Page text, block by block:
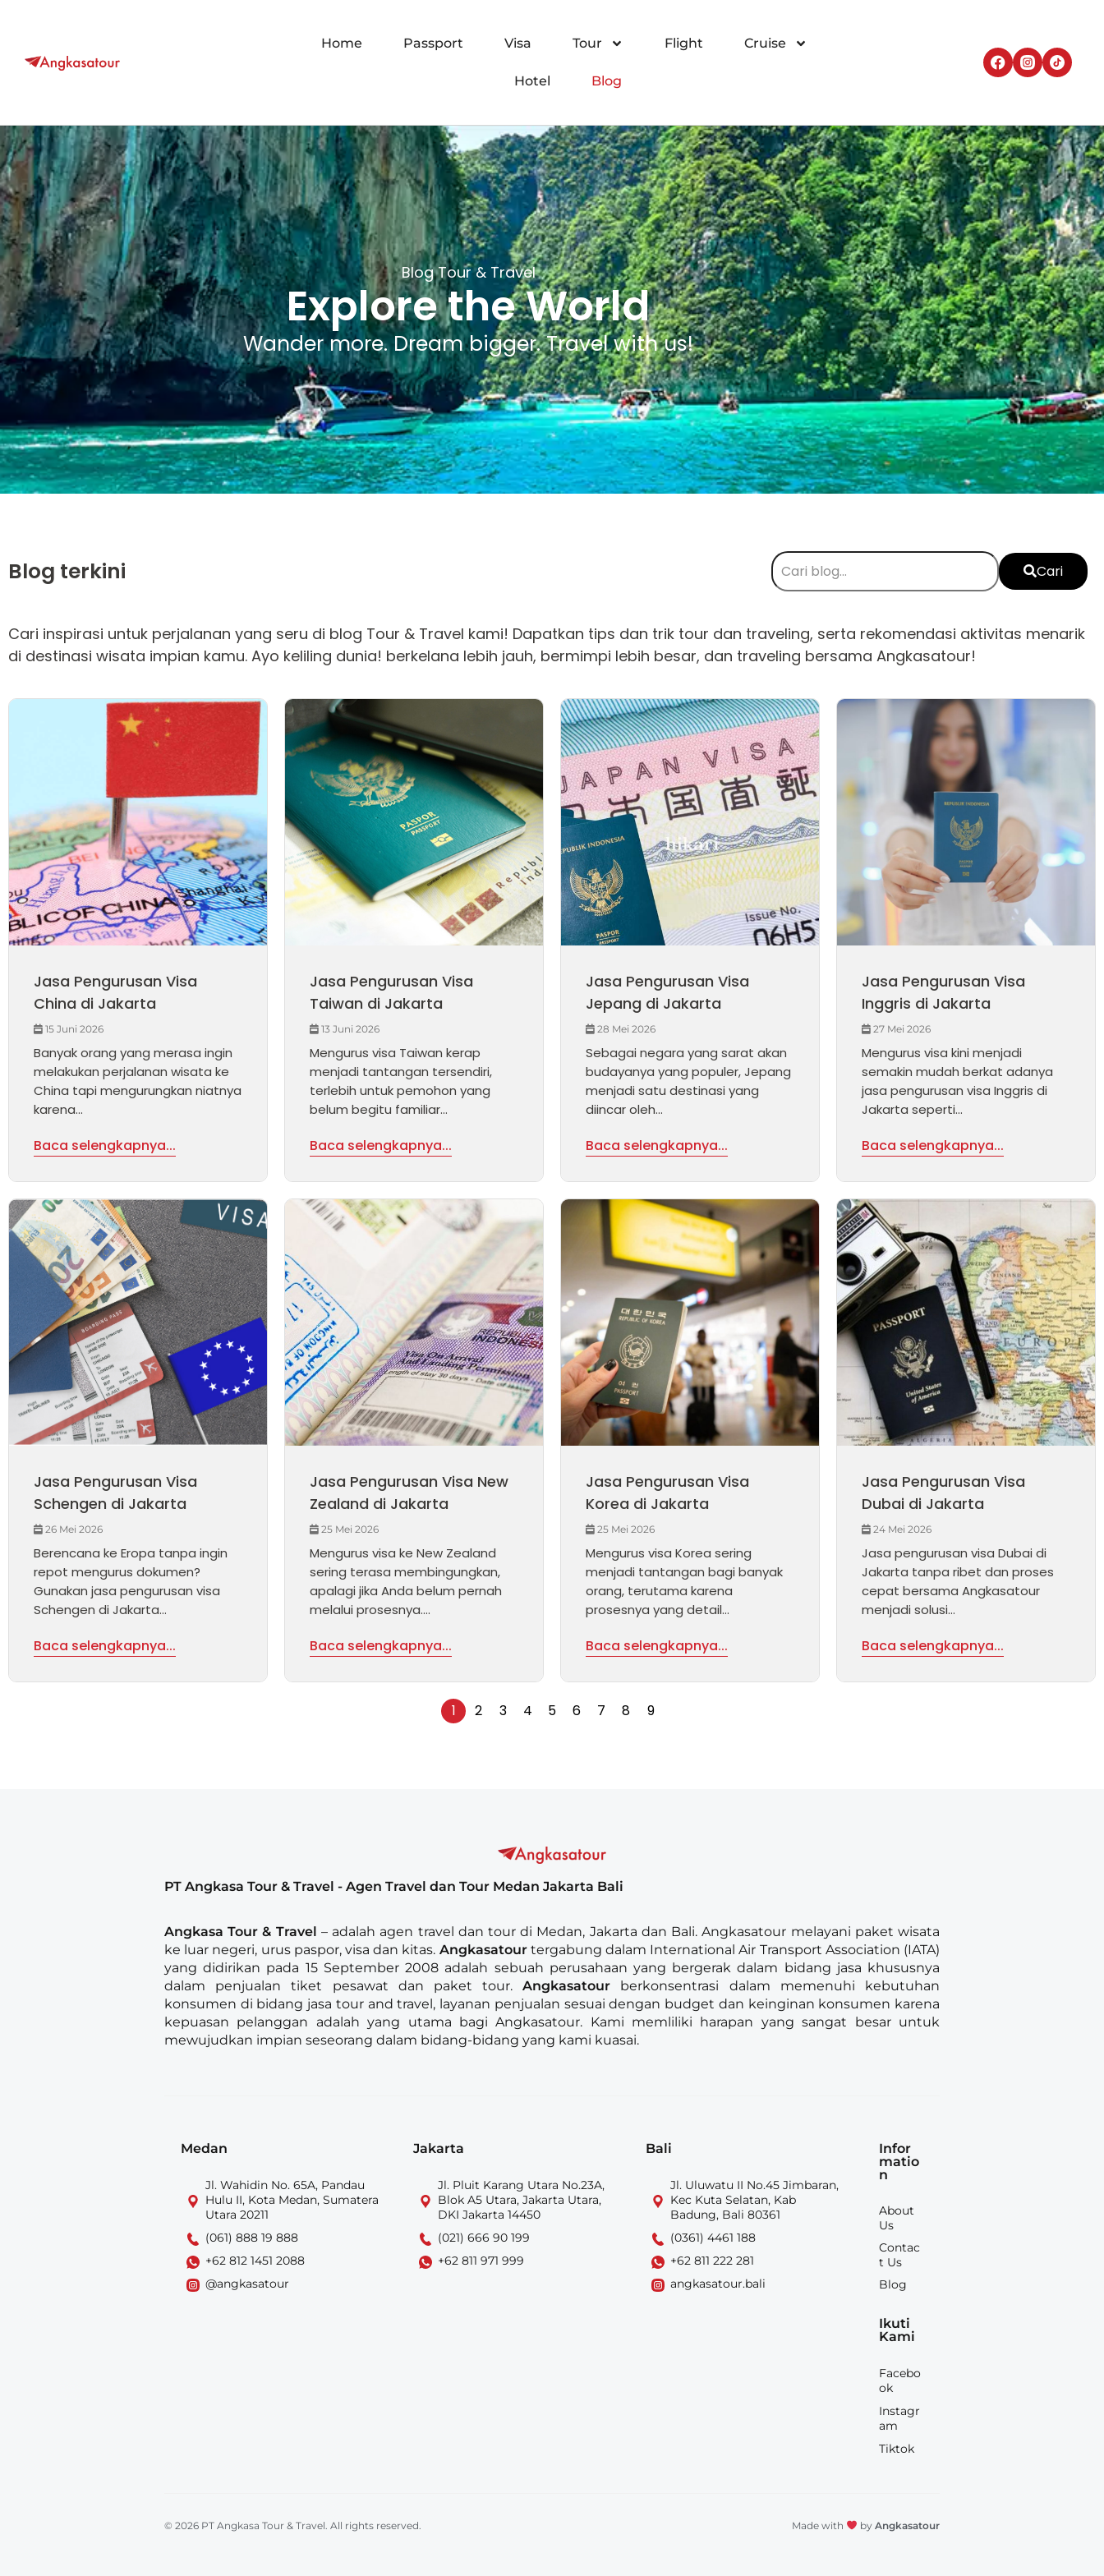
Home Passport Visa Tour Flight Cruise
Hotel Blog
Blog Tour & Travel
Explore the World
Wander more. Dream bigger. Travel with us!
Blog terkini Cari
Cari inspirasi untuk perjalanan yang seru di blog Tour & Travel kami! Dapatkan tips dan trik tour dan traveling, serta rekomendasi aktivitas menarik
di destinasi wisata impian kamu. Ayo keliling dunia! berkelana lebih jauh, bermimpi lebih besar, dan traveling bersama Angkasatour!
Jasa Pengurusan Visa
China di Jakarta
15 Juni 2026
Banyak orang yang merasa ingin
melakukan perjalanan wisata ke
China tapi mengurungkan niatnya
karena...
Baca selengkapnya...
Jasa Pengurusan Visa
Taiwan di Jakarta
13 Juni 2026
Mengurus visa Taiwan kerap
menjadi tantangan tersendiri,
terlebih untuk pemohon yang
belum begitu familiar...
Baca selengkapnya...
Jasa Pengurusan Visa
Jepang di Jakarta
28 Mei 2026
Sebagai negara yang sarat akan
budayanya yang populer, Jepang
menjadi satu destinasi yang
diincar oleh...
Baca selengkapnya...
Jasa Pengurusan Visa
Inggris di Jakarta
27 Mei 2026
Mengurus visa kini menjadi
semakin mudah berkat adanya
jasa pengurusan visa Inggris di
Jakarta seperti...
Baca selengkapnya...
Jasa Pengurusan Visa
Schengen di Jakarta
26 Mei 2026
Berencana ke Eropa tanpa ingin
repot mengurus dokumen?
Gunakan jasa pengurusan visa
Schengen di Jakarta...
Baca selengkapnya...
Jasa Pengurusan Visa New
Zealand di Jakarta
25 Mei 2026
Mengurus visa ke New Zealand
sering terasa membingungkan,
apalagi jika Anda belum pernah
melalui prosesnya....
Baca selengkapnya...
Jasa Pengurusan Visa
Korea di Jakarta
25 Mei 2026
Mengurus visa Korea sering
menjadi tantangan bagi banyak
orang, terutama karena
prosesnya yang detail...
Baca selengkapnya...
Jasa Pengurusan Visa
Dubai di Jakarta
24 Mei 2026
Jasa pengurusan visa Dubai di
Jakarta tanpa ribet dan proses
cepat bersama Angkasatour
menjadi solusi...
Baca selengkapnya...
1 2 3 4 5 6 7 8 9
PT Angkasa Tour & Travel - Agen Travel dan Tour Medan Jakarta Bali
Angkasa Tour & Travel – adalah agen travel dan tour di Medan, Jakarta dan Bali. Angkasatour melayani paket wisata
ke luar negeri, urus paspor, visa dan kitas. Angkasatourtergabung dalam International Air Transport Association (IATA)
yang didirikan pada 15 September 2008 adalah sebuah perusahaan yang bergerak dalam bidang jasa khususnya
dalam penjualan tiket pesawat dan paket tour.Angkasatour berkonsentrasi dalam memenuhi kebutuhan
konsumen di bidang jasa tour and travel, layanan penjualan sesuai dengan budget dan keinginan konsumen karena
kepuasan pelanggan adalah yang utama bagi Angkasatour. Kami memliliki harapan yang sangat besar untuk
mewujudkan impian seseorang dalam bidang-bidang yang kami kuasai.
Medan
Jl. Wahidin No. 65A, Pandau
Hulu II, Kota Medan, Sumatera
Utara 20211
(061) 888 19 888
+62 812 1451 2088
@angkasatour
Jakarta
Jl. Pluit Karang Utara No.23A,
Blok A5 Utara, Jakarta Utara,
DKI Jakarta 14450
(021) 666 90 199
+62 811 971 999
Bali
Jl. Uluwatu II No.45 Jimbaran,
Kec Kuta Selatan, Kab
Badung, Bali 80361
(0361) 4461 188
+62 811 222 281
angkasatour.bali
Infor
matio
n
About
Us
Contac
t Us
Blog
Ikuti
Kami
Facebo
ok
Instagr
am
Tiktok
© 2026 PT Angkasa Tour & Travel. All rights reserved. Made with by Angkasatour